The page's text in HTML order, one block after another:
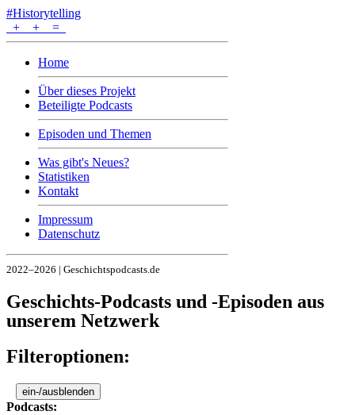
#Historytelling
+
+ =
Home
Über dieses Projekt
Beteiligte Podcasts
Episoden und Themen
Was gibt's Neues?
Statistiken
Kontakt
Impressum
Datenschutz
2022–2026 | Geschichtspodcasts.de
Geschichts-Podcasts und -Episoden aus
unserem Netzwerk
Filteroptionen:
ein-/ausblenden
Podcasts: